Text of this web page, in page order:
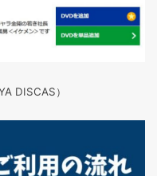
DISCAS）